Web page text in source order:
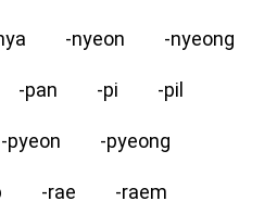
-nyeon -nyeong
-pan -pi -pil
-pyeon -pyeong
-rae -raem